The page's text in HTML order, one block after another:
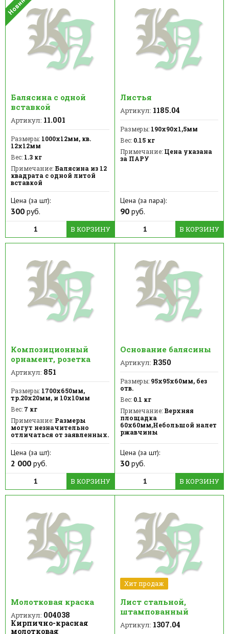
Балясина с одной
вставкой
Артикул: 11.001
Размеры: 1000х12мм, кв.
12х12мм
Вес: 1.3 кг
Примечание: Балясина из 12
квадрата с одной литой
вставкой
Цена (за шт):
300 руб.
В КОРЗИНУ
Листья
Артикул: 1185.04
Размеры:190х90х1,5мм
Вес:0.15 кг
Примечание:Цена указана
за ПАРУ
Цена (за пара):
90руб.
В КОРЗИНУ
Композиционный
орнамент, розетка
Артикул: 851
Размеры: 1700х650мм,
тр.20х20мм, и 10х10мм
Вес: 7 кг
Примечание: Размеры
могут незначительно
отличаться от заявленных.
Цена (за шт):
2 000 руб.
В КОРЗИНУ
Основание балясины
Артикул: R350
Размеры:95х95х60мм, без
отв.
Вес:0.1 кг
Примечание:Верхняя
площадка
60х60мм,Небольшой налет
ржавчины
Цена (за шт):
30руб.
В КОРЗИНУ
Молотковая краска
Артикул: 004038
Кирпично-красная
молотковая
Хит продаж
Лист стальной,
штампованный
Артикул: 1307.04